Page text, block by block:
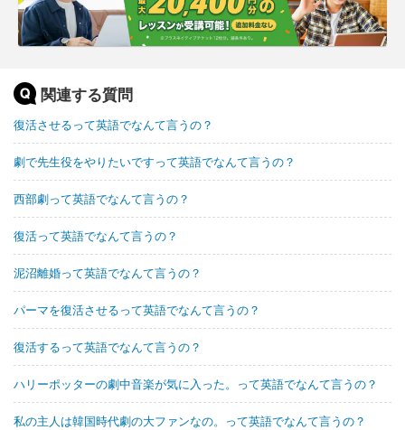
関連する質問
復活させるって英語でなんて言うの？
劇で先生役をやりたいですって英語でなんて言うの？
西部劇って英語でなんて言うの？
復活って英語でなんて言うの？
泥沼離婚って英語でなんて言うの？
パーマを復活させるって英語でなんて言うの？
復活するって英語でなんて言うの？
ハリーポッターの劇中音楽が気に入った。って英語でなんて言うの？
私の主人は韓国時代劇の大ファンなの。って英語でなんて言うの？